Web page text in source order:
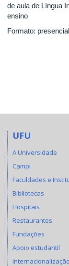
de aula de Língua
ensino
Formato:
UFU
A Universidade
Campi
Faculdades e
Bibliotecas
Hospitais
Restaurantes
Fundações
Apoio estudantil
Internacionalização